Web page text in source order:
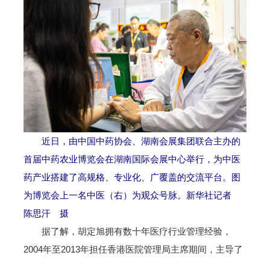
近日，由中国中药协会、湖南会展集团联合主办的
首届中药农业博览会在湖南国际会展中心举行，为中医
药产业搭建了高规格、专业化、广覆盖的交流平台。图
为博览会上一名中医（右）为观众号脉。新华社记者
陈思汗 摄
据了解，胡定旭拥有数十年医疗行业管理经验，
2004年至2013年担任香港医院管理局主席期间，主导了